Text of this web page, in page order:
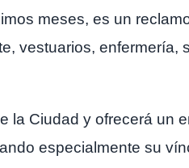
meses, es un
vestuarios,
la Ciudad y ofrecerá un
especialmente su